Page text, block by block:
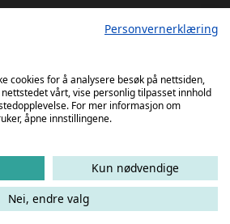
Ravens
Personvernerklæring
cookies for å analysere besøk på nettsiden,
vårt, vise personlig tilpasset innhold
For mer informasjon om
åpne innstillingene.
Kun nødvendige
Nei, endre valg